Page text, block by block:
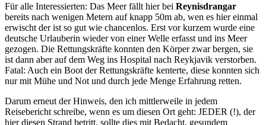
Für alle Interessierten: Das Meer fällt hier bei Reynisdrangar
bereits nach wenigen Metern auf knapp 50m ab, wen es hier einmal
erwischt der ist so gut wie chancenlos. Erst vor kurzem wurde eine
deutsche Urlauberin wieder von einer Welle erfasst und ins Meer
gezogen. Die Rettungskräfte konnten den Körper zwar bergen, sie
ist dann aber auf dem Weg ins Hospital nach Reykjavik verstorben.
Fatal: Auch ein Boot der Rettungskräfte kenterte, diese konnten sich
nur mit Mühe und Not und durch jede Menge Erfahrung retten.
Darum erneut der Hinweis, den ich mittlerweile in jedem
Reisebericht schreibe, wenn es um diesen Ort geht: JEDER (!), der
hier diesen Strand betritt, sollte dies mit Bedacht, gesundem